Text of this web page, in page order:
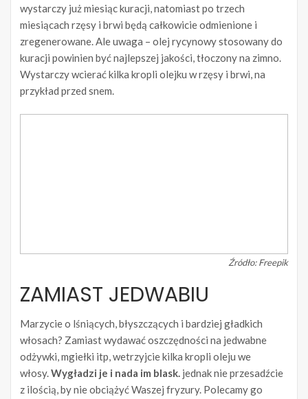
wystarczy już miesiąc kuracji, natomiast po trzech
miesiącach rzęsy i brwi będą całkowicie odmienione i
zregenerowane. Ale uwaga – olej rycynowy stosowany do
kuracji powinien być najlepszej jakości, tłoczony na zimno.
Wystarczy wcierać kilka kropli olejku w rzęsy i brwi, na
przykład przed snem.
Źródło: Freepik
ZAMIAST JEDWABIU
Marzycie o lśniących, błyszczących i bardziej gładkich
włosach? Zamiast wydawać oszczędności na jedwabne
odżywki, mgiełki itp, wetrzyjcie kilka kropli oleju we
włosy.Wygładzi je i nada im blask. jednak nie przesadźcie
z ilością, by nie obciążyć Waszej fryzury. Polecamy go